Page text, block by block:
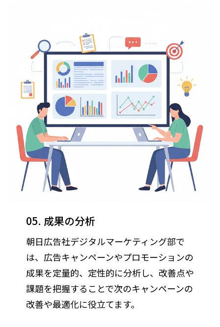
05. 成果の分析
朝日広告社デジタルマーケティング部で
は、広告キャンペーンやプロモーションの
成果を定量的、定性的に分析し、改善点や
課題を把握することで次のキャンペーンの
改善や最適化に役立てます。